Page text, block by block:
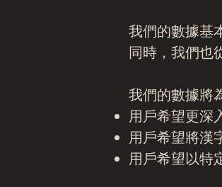
我們的數據基
同時，我們也
我們的數據將
用戶希望更深
用戶希望將漢
用戶希望以特